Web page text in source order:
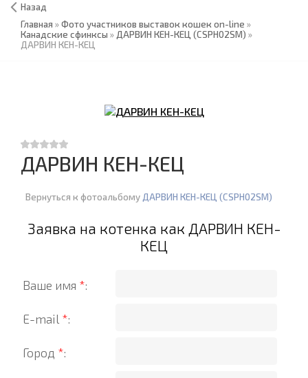
Назад
Главная »Фото участников выставок кошек on-line »
Канадские сфинксы » ДАРВИН КЕН-КЕЦ (CSPH02SM) »
ДАРВИН КЕН-КЕЦ
ДАРВИН КЕН-КЕЦ
Вернуться к фотоальбому ДАРВИН КЕН-КЕЦ (CSPH02SM)
Заявка на котенка как ДАРВИН КЕН-
КЕЦ
Ваше имя *:
E-mail *:
Город *: